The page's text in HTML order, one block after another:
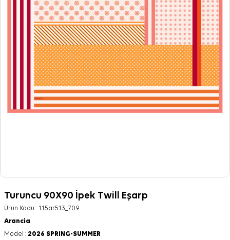
Turuncu 90X90 İpek Twill Eşarp
Ürün Kodu : 115ar513_709
Arancia
Model : 2026 SPRING-SUMMER